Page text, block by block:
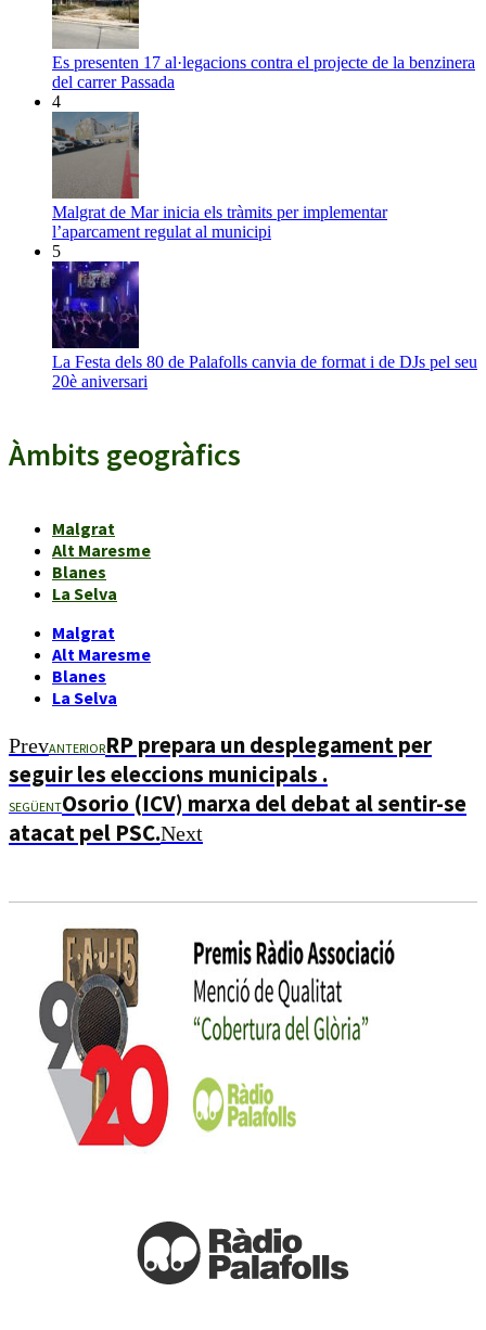
Es presenten 17 al·legacions contra el projecte de la benzinera
del carrer Passada
4
Malgrat de Mar inicia els tràmits per implementar
l’aparcament regulat al municipi
5
La Festa dels 80 de Palafolls canvia de format i de DJs pel seu
20è aniversari
Àmbits geogràfics
Malgrat
Alt Maresme
Blanes
La Selva
Malgrat
Alt Maresme
Blanes
La Selva
PrevANTERIORRP prepara un desplegament per
seguir les eleccions municipals .
SEGÜENTOsorio (ICV) marxa del debat al sentir-se
atacat pel PSC.Next